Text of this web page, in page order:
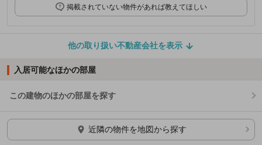
掲載されていない物件があれば教えてほしい
他の取り扱い不動産会社を表示
入居可能なほかの部屋
この建物のほかの部屋を探す
ほかの部屋を検索中…
近隣の物件を地図から探す